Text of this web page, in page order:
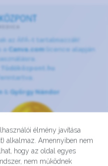
élmény javítása
alkalmaz. Amennyiben nem
hogy az oldal egyes
nem működnek
az ÁFÁ-t tartalmazzák!
a Canva.com licence alapján
Tüdőközpont.hu
& György Nándor